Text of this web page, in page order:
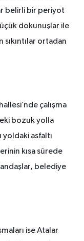
belirli bir periyot
dokunuşlar ile
ortadan
çalışma
bozuk yolla
asfaltı
kısa sürede
belediye
ise Atalar